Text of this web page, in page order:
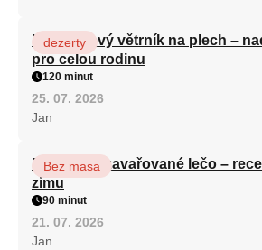
Karamelový větrník na plech –
pro celou rodinu
dezerty
120 minut
25. 07. 2026
Jan
Babiččino zavařované lečo –
zimu
Bez masa
90 minut
21. 07. 2026
Jan